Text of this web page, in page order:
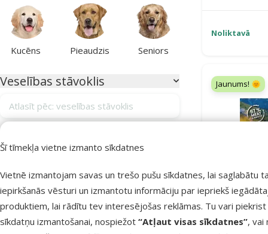
Šī tīmekļa vietne izmanto sīkdatnes
Vietnē izmantojam savas un trešo pušu sīkdatnes, lai saglabātu
iepirkšanās vēsturi un izmantotu informāciju par iepriekš
produktiem, lai rādītu tev interesējošas reklāmas. Tu vari piekrist
sīkdatņu izmantošanai, nospiežot “Atļaut visas sīkdatnes”, vai
Kucēns Pieaudzis Seniors
Veselības stāvoklis
Atlasīt pēc: veselības stāvoklis
Apmatojuma izkrišana
Apmatojuma kamoli kuņģī
0
Gremošanas sistēmas atbalstam
4
Noliktavā
Jaunums! 🌞